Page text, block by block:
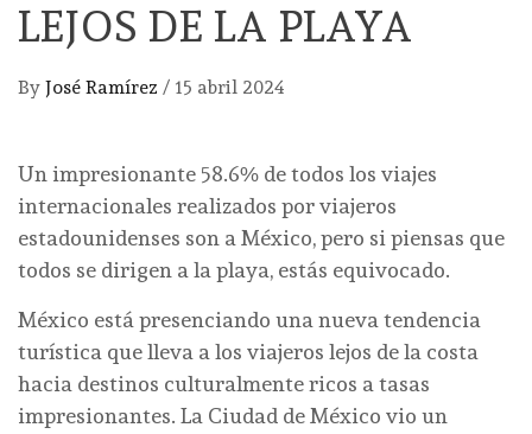
LEJOS DE LA PLAYA
By José Ramírez / 15 abril 2024
Un impresionante 58.6% de todos los viajes
internacionales realizados por viajeros
estadounidenses son a México, pero si piensas que
todos se dirigen a la playa, estás equivocado.
México está presenciando una nueva tendencia
turística que lleva a los viajeros lejos de la costa
hacia destinos culturalmente ricos a tasas
impresionantes. La Ciudad de México vio un